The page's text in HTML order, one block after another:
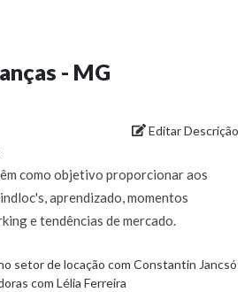
- MG
Editar Descrição
como objetivo proporcionar aos
aprendizado, momentos
e tendências de mercado.
setor de locação com Constantin Jancsó
com Lélia Ferreira